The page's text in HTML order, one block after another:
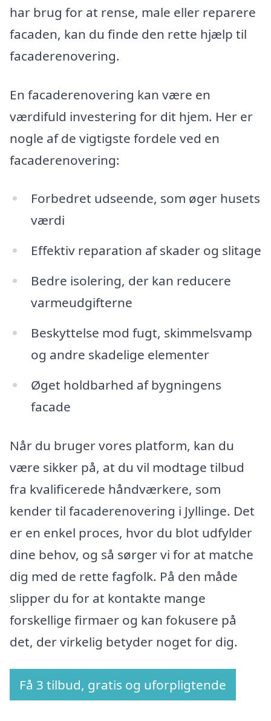
har brug for at rense, male eller reparere
facaden, kan du finde den rette hjælp til
facaderenovering.
En facaderenovering kan være en
værdifuld investering for dit hjem. Her er
nogle af de vigtigste fordele ved en
facaderenovering:
Forbedret udseende, som øger husets
værdi
Effektiv reparation af skader og slitage
Bedre isolering, der kan reducere
varmeudgifterne
Beskyttelse mod fugt, skimmelsvamp
og andre skadelige elementer
Øget holdbarhed af bygningens
facade
Når du bruger vores platform, kan du
være sikker på, at du vil modtage tilbud
fra kvalificerede håndværkere, som
kender til facaderenovering i Jyllinge. Det
er en enkel proces, hvor du blot udfylder
dine behov, og så sørger vi for at matche
dig med de rette fagfolk. På den måde
slipper du for at kontakte mange
forskellige firmaer og kan fokusere på
det, der virkelig betyder noget for dig.
Få 3 tilbud, gratis og uforpligtende